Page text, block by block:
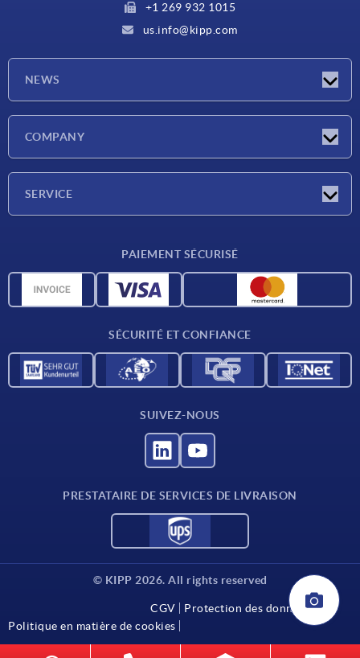
+1 269 932 1015
us.info@kipp.com
NEWS
COMPANY
SERVICE
Matériaux
PAIEMENT SÉCURISÉ
SÉCURITÉ ET CONFIANCE
SUIVEZ-NOUS
PRESTATAIRE DE SERVICES DE LIVRAISON
© KIPP 2026. All rights reserved
CGV
Protection des données
Politique en matière de cookies